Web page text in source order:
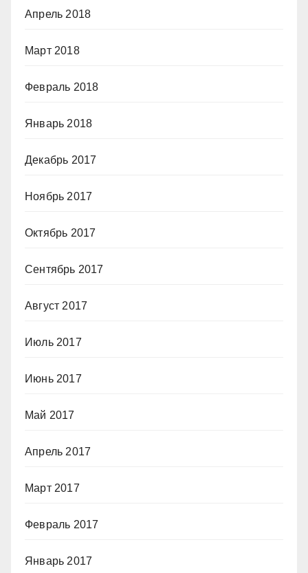
Апрель 2018
Март 2018
Февраль 2018
Январь 2018
Декабрь 2017
Ноябрь 2017
Октябрь 2017
Сентябрь 2017
Август 2017
Июль 2017
Июнь 2017
Май 2017
Апрель 2017
Март 2017
Февраль 2017
Январь 2017